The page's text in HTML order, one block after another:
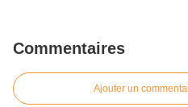
Commentaires
Ajouter un